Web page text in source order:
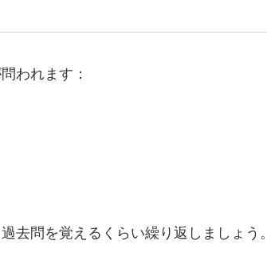
われます：
去問を覚えるくらい繰り返しましょう。